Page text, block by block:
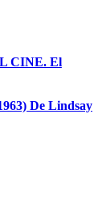
CINE. El
De Lindsay